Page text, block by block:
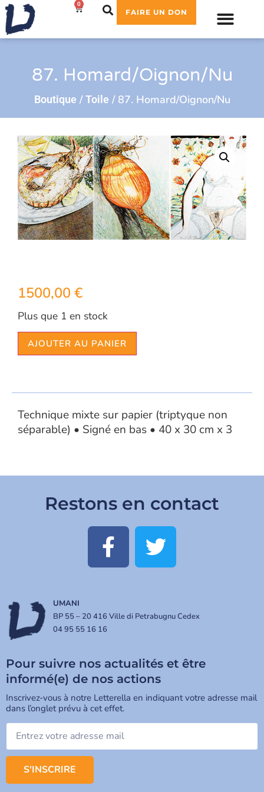
€ 0
FAIRE UN DON
87. Homard/Oignon/Nu
Boutique /Toile / 87. Homard/Oignon/Nu
1500,00 €
Plus que 1 en stock
AJOUTER AU PANIER
Technique mixte sur papier (triptyque non
séparable) • Signé en bas • 40 x 30 cm x 3
Restons en contact
UMANI
BP 55 – 20 416 Ville di Petrabugnu Cedex
04 95 55 16 16
Pour suivre nos actualités et être
informé(e) de nos actions
Inscrivez-vous à notre Letterella en indiquant votre adresse mail
dans l’onglet prévu à cet effet.
S'INSCRIRE